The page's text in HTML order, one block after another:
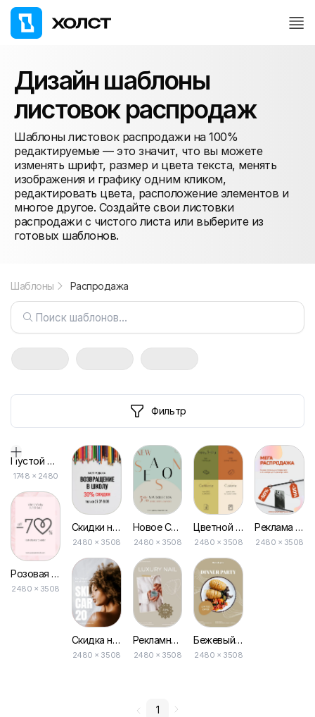
Дизайн шаблоны
листовок распродаж
Шаблоны листовок распродажи на 100%
редактируемые — это значит, что вы можете
изменять шрифт, размер и цвета текста, менять
изображения и графику одним кликом,
редактировать цвета, расположение элементов и
многое другое. Создайте свои листовки
распродажи с чистого листа или выберите из
готовых шаблонов.
Шаблоны Распродажа
Фильтр
Пустой дизайн-макет
1748 × 2480
Розовая Распродажа Валентинки
2480 × 3508
Скидки на Школьные Принадлежности: Флаер для Распродажи Канцелярии
2480 × 3508
Скидка на Уход за Кожей Эстетическая Красота Рекламный Флаер
2480 × 3508
Новое Сезонное Ограниченное Предложение Эстетический Рекламный Флаер
2480 × 3508
Рекламный Флаер Бежевые Ногти Класса Люкс
2480 × 3508
Цветной Блок Специальное Предложение Минимальный Флайер
2480 × 3508
Бежевый Элегантный Ограниченное Предложение Ужин Ресторан Флаер
2480 × 3508
Реклама на Распродаже Электроники: Флаер для Привлечения Клиентов
2480 × 3508
1